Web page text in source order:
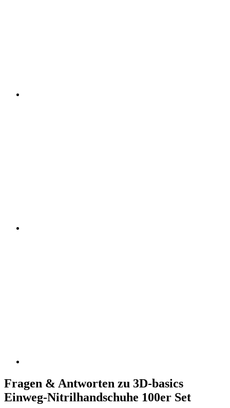
Fragen & Antworten zu 3D-basics
Einweg-Nitrilhandschuhe 100er Set